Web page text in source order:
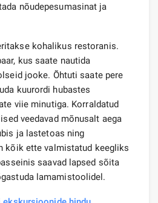
nõudepesumasinat ja
kohalikus restoranis.
kus saate nautida
jooke. Õhtuti saate pere
kuurordi hubastes
viie minutiga. Korraldatud
veedavad mõnusalt aega
ja lastetoas ning
kõik ette valmistatud keegliks
saavad lapsed sõita
lamamistoolidel.